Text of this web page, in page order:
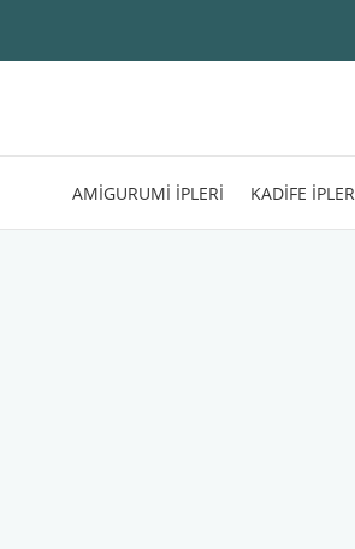
AMİGURUMİ İPLERİ KADİFE İPLER